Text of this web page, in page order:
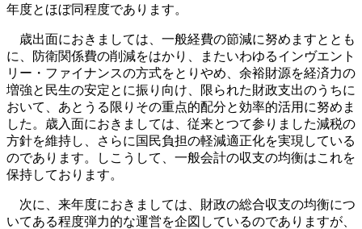
年度とほぼ同程度であります。
歳出面におきましては、一般経費の節減に努めますととも
に、防衛関係費の削減をはかり、またいわゆるインヴエント
リー・ファイナンスの方式をとりやめ、余裕財源を経済力の
増強と民生の安定とに振り向け、限られた財政支出のうちに
おいて、あとうる限りその重点的配分と効率的活用に努めま
した。歳入面におきましては、従来とつて参りました減税の
方針を維持し、さらに国民負担の軽減適正化を実現している
のであります。しこうして、一般会計の収支の均衡はこれを
保持しております。
次に、来年度におきましては、財政の総合収支の均衡につ
いてある程度弾力的な運営を企図しているのでありますが、